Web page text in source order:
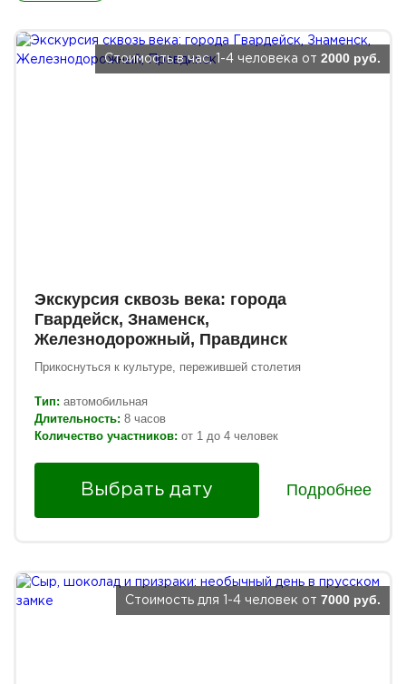
Экскурсия сквозь века: города
Гвардейск, Знаменск,
Железнодорожный, Правдинск
Прикоснуться к культуре, пережившей столетия
Тип: автомобильная
Длительность: 8 часов
Количество участников: от 1 до 4 человек
Стоимость в час, 1-4 человека от 2000 руб.
Выбрать дату Подробнее
Стоимость для 1-4 человек от 7000 руб.